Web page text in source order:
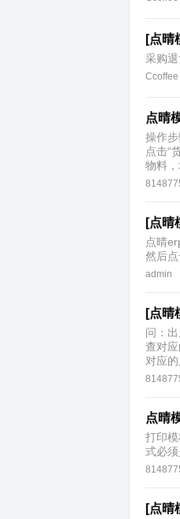
[点晴
采购
Ccoffee
点晴
操作
点击“
物料
[点晴
点晴
然后
admin
[点晴
问：
查对
对应
点晴
打印
式必
[点晴